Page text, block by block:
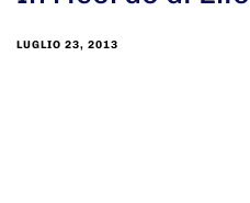
LUGLIO 23, 2013